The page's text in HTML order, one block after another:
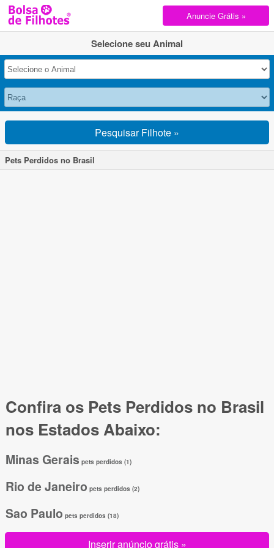
Anuncie Grátis »
Selecione seu Animal
Pesquisar Filhote »
Pets Perdidos no Brasil
Confira os Pets Perdidos no Brasil
nos Estados Abaixo:
Minas Gerais pets perdidos (1)
Rio de Janeiro pets perdidos (2)
Sao Paulo pets perdidos (18)
Inserir anúncio grátis »